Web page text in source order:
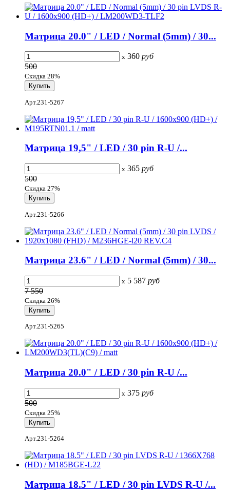
Матрица 20.0" / LED / Normal (5mm) / 30...
x 360 руб
500
Скидка 28%
Арт.231-5267
Матрица 19,5" / LED / 30 pin R-U /...
x 365 руб
500
Скидка 27%
Арт.231-5266
Матрица 23.6" / LED / Normal (5mm) / 30...
x 5 587 руб
7 550
Скидка 26%
Арт.231-5265
Матрица 20.0" / LED / 30 pin R-U /...
x 375 руб
500
Скидка 25%
Арт.231-5264
Матрица 18.5" / LED / 30 pin LVDS R-U /...